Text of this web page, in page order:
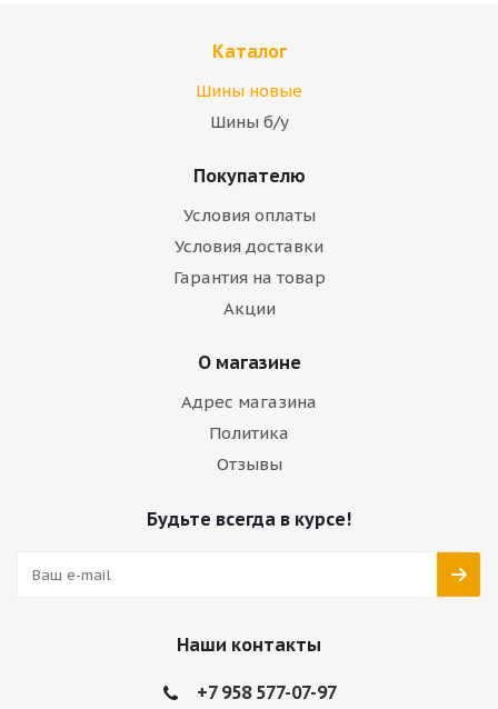
Каталог
Шины новые
Шины б/у
Покупателю
Условия оплаты
Условия доставки
Гарантия на товар
Акции
О магазине
Адрес магазина
Политика
Отзывы
Будьте всегда в курсе!
Наши контакты
+7 958 577-07-97